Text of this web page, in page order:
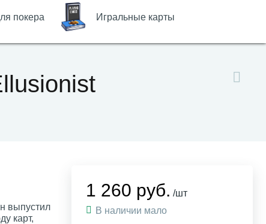
покера Игральные карты
выпустил
карт,
1 260 руб. /шт
В наличии мало